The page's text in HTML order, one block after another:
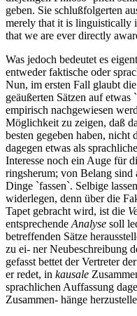
geben. Sie schlußfolgerten
merely that it is linguistically
that we are ever directly
Was jedoch bedeutet es
entweder faktische oder
Nun, im ersten Fall glaubt
geäußerten Sätzen auf
empirisch nachgewiesen
Möglichkeit zu zeigen, daß
besten gegeben haben, nicht
dagegen etwas als
Interesse noch ein Auge für
ringsherum; von Belang sind
Dinge `fassen`. Selbige
widerlegen, denn über die
Tapet gebracht wird, ist die
entsprechende Analyse soll
betreffenden Sätze
zu ei- ner Neubeschreibung
gefasst bettet der Vertreter
er redet, in kausale
sprachlichen Auffassung
Zusammen- hänge